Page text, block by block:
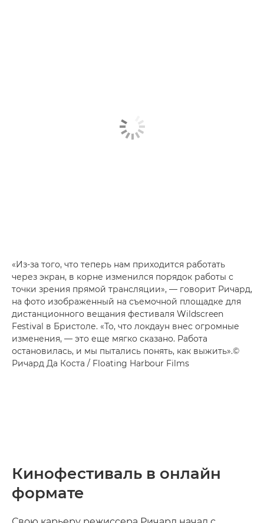
«Из-за того, что теперь нам приходится работать
через экран, в корне изменился порядок работы с
точки зрения прямой трансляции», — говорит Ричард,
на фото изображенный на съемочной площадке для
дистанционного вещания фестиваля Wildscreen
Festival в Бристоле. «То, что локдаун внес огромные
изменения, — это еще мягко сказано. Работа
остановилась, и мы пытались понять, как выжить».©
Ричард Да Коста / Floating Harbour Films
Кинофестиваль в онлайн
формате